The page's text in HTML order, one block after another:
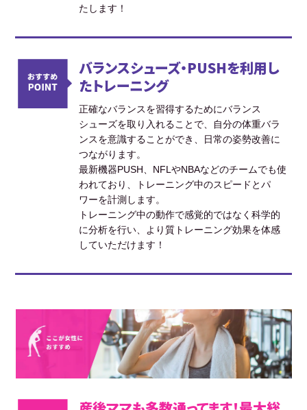
たします！
バランスシューズ・PUSHを利用し
たトレーニング
正確なバランスを習得するためにバランス
シューズを取り入れることで、自分の体重バラ
ンスを意識することができ、日常の姿勢改善に
つながります。
最新機器PUSH、NFLやNBAなどのチームでも使
われており、トレーニング中のスピードとパ
ワーを計測します。
トレーニング中の動作で感覚的ではなく科学的
に分析を行い、より質トレーニング効果を体感
していただけます！